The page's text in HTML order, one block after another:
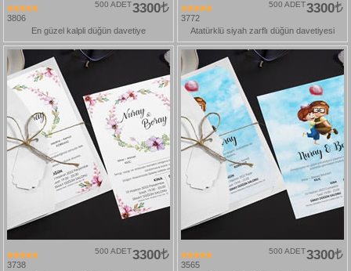
3806
3300
500 ADET
En güzel kalpli düğün davetiye
3772
3300
500 ADET
Atatürklü siyah zarflı düğün davetiyesi
3738
3300
500 ADET
3565
3300
500 ADET